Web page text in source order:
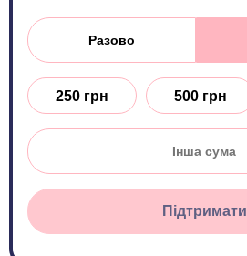
Разово
250 грн 500 грн
Підтримати